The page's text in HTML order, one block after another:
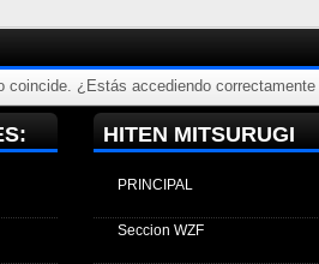
coincide. ¿Estás accediendo
HITEN MITSURUGI
PRINCIPAL
Seccion WZF